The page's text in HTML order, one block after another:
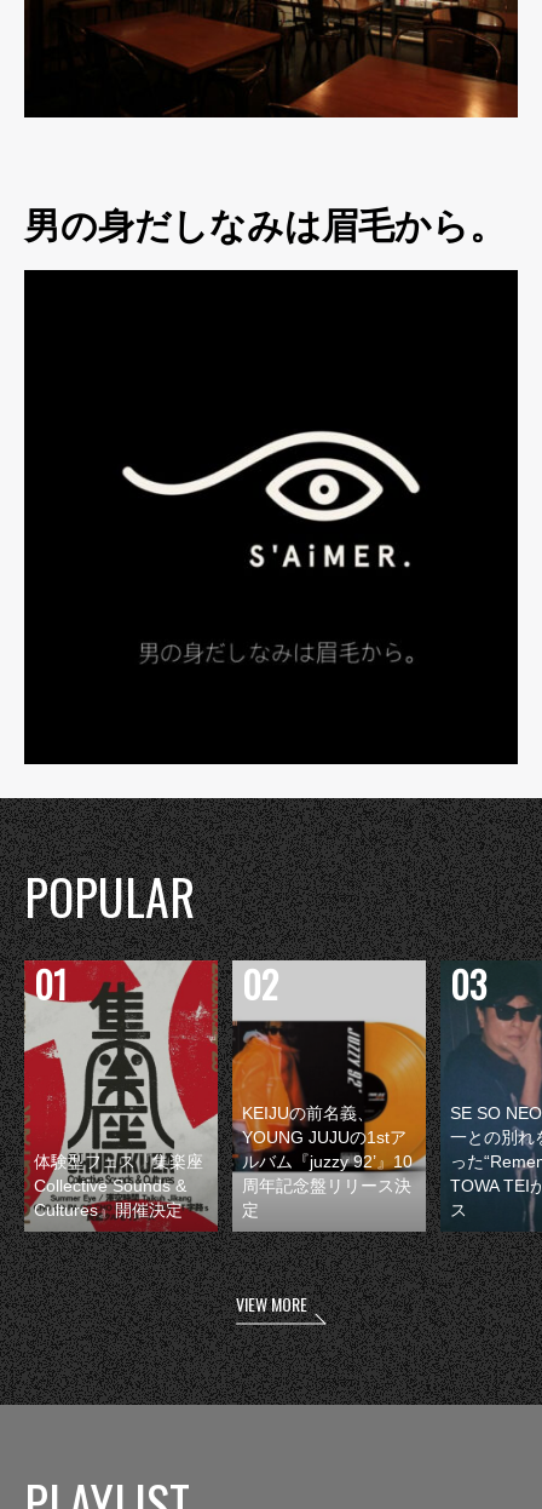
男の身だしなみは眉毛から。
POPULAR
体験型フェス『集楽座
Collective Sounds &
Cultures』開催決定
KEIJUの前名義、
YOUNG JUJUの1stア
ルバム『juzzy 92’』10
周年記念盤リリース決
定
SE SO
一との別れ
った
TOWA TEI
ス
VIEW MORE